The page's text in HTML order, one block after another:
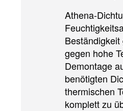
Athena-
gegen hohe
Demontage
benötigten
thermischen
komplett zu